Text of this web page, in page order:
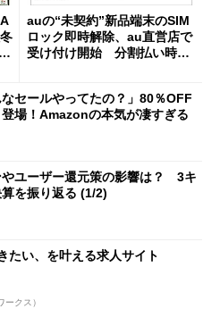
auの“未契約”新品端末のSIM
ロック即時解除、au直営店で
受け付け開始 分割払い時は
なセールやってたの？」80％OFF
場！Amazonの本気が凄すぎる
やユーザー還元策の影響は？ 3キ
を振り返る (1/2)
たい、を叶える求人サイト
ークス）